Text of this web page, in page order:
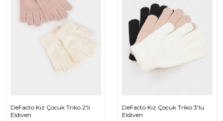
DeFacto Kız Çocuk Triko 2'li
Eldiven
DeFacto Kız Çocuk Triko 3'lü
Eldiven